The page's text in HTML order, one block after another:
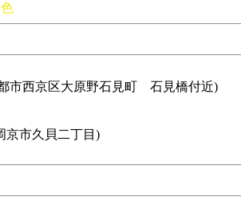
市西京区大原野石見町 石見橋付近)
京市久貝二丁目)